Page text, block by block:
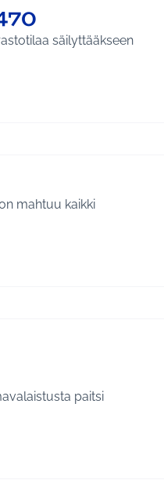
säilyttääkseen
mahtuu kaikki
paitsi